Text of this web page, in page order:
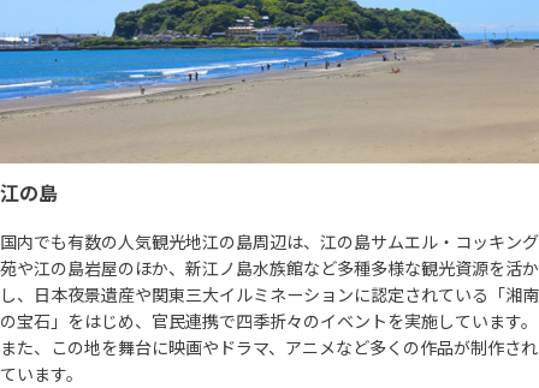
江の島
国内でも有数の人気観光地江の島周辺は、江の島サムエル・コッキング
苑や江の島岩屋のほか、新江ノ島水族館など多種多様な観光資源を活か
し、日本夜景遺産や関東三大イルミネーションに認定されている「湘南
の宝石」をはじめ、官民連携で四季折々のイベントを実施しています。
また、この地を舞台に映画やドラマ、アニメなど多くの作品が制作され
ています。